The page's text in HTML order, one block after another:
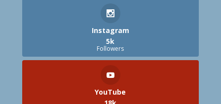
Instagram
5k
Followers
YouTube